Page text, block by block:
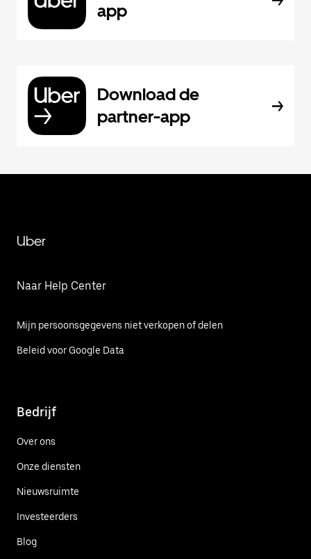
app
Download de
partner-app
Uber
Naar Help Center
Mijn persoonsgegevens niet verkopen of delen
Beleid voor Google Data
Bedrijf
Over ons
Onze diensten
Nieuwsruimte
Investeerders
Blog